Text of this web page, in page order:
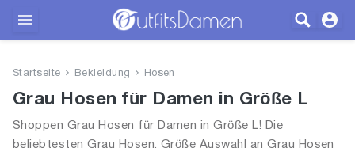
Bekleidung
Wäsche
Startseite Bekleidung Hosen
Grau Hosen für Damen in Größe L
Shoppen Grau Hosen für Damen in Größe L! Die
beliebtesten Grau Hosen. Größe Auswahl an Grau Hosen